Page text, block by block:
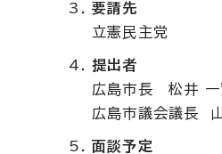
要請先
立憲民主党
提出者
広島市長 松井 一
広島市議会議長
面談予定